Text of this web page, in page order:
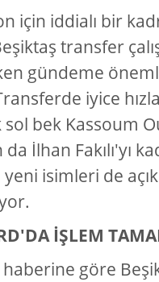
için iddialı bir
transfer
gündeme
iyice
bek Kassoum
İlhan Fakılı'yı
isimleri de
İŞLEM
haberine göre